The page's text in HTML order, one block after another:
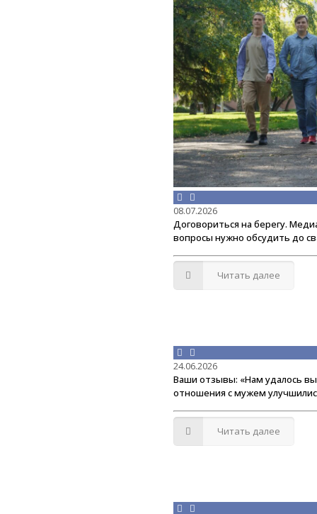
08.07.2026
Договориться на берегу.
вопросы нужно обсудить до
Читать далее
24.06.2026
Ваши отзывы: «Нам удалось
отношения с мужем
Читать далее